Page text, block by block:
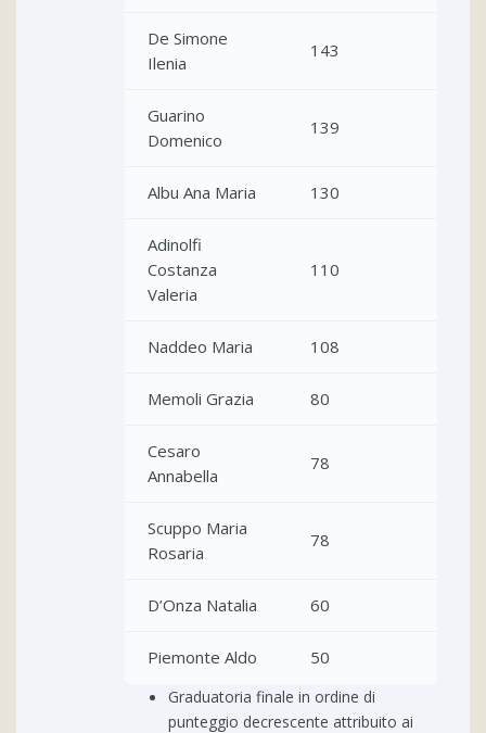
De Simone
Ilenia
143
Guarino
Domenico
139
Albu Ana Maria 130
Adinolfi
Costanza
Valeria
110
Naddeo Maria 108
Memoli Grazia 80
Cesaro
Annabella
78
Scuppo Maria
Rosaria
78
D’Onza Natalia 60
Piemonte Aldo 50
Graduatoria finale in ordine di
punteggio decrescente attribuito ai